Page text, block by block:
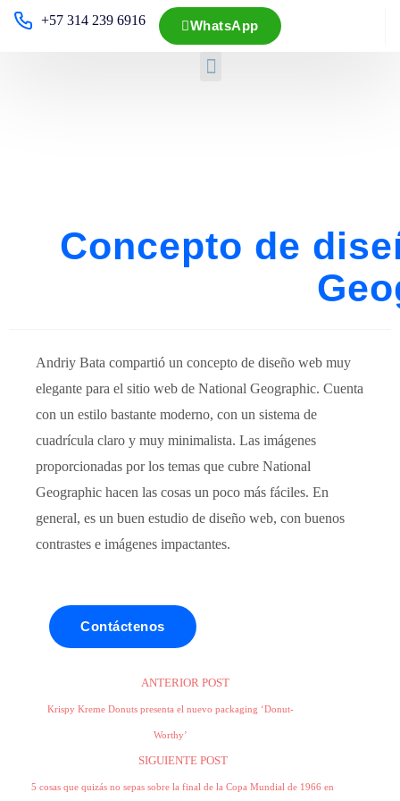
+57 314 239 6916 WhatsApp
Concepto de
Andriy Bata compartió un concepto de diseño web muy
elegante para el sitio web de National Geographic. Cuenta
con un estilo bastante moderno, con un sistema de
cuadrícula claro y muy minimalista. Las imágenes
proporcionadas por los temas que cubre National
Geographic hacen las cosas un poco más fáciles. En
general, es un buen estudio de diseño web, con buenos
contrastes e imágenes impactantes.
Contáctenos
ANTERIOR POST
Krispy Kreme Donuts presenta el nuevo packaging ‘Donut-
Worthy’
SIGUIENTE POST
5 cosas que quizás no sepas sobre la final de la Copa Mundial de 1966 en